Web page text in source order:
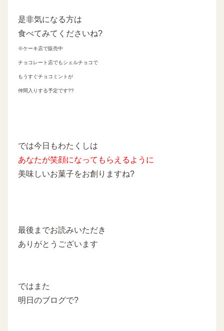
是非気になる方は
食べてみてくださいね?
※ケーキ店で販売中
チョコレート店でもシェルチョコで
もうすぐチョコミントが
仲間入りする予定です??
では今日もわたくしは
あなたが笑顔になってもらえるように
美味しいお菓子をお創りますね?
最後までお読みいただき
ありがとうございます
ではまた
明日のブログで?